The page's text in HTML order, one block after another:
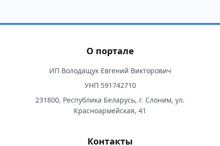
О портале
ИП Володащук Евгений Викторович
УНП 591742710
231800, Республика Беларусь, г. Слоним, ул.
Красноармейская, 41
Контакты